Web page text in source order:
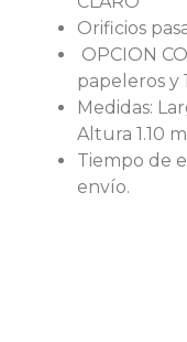
Orificios
OPCION
papeleros y
Medidas:
Altura 1.10
Tiempo de
envío.